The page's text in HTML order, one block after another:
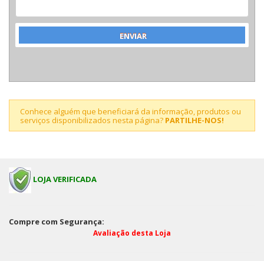
Conhece alguém que beneficiará da informação, produtos ou
serviços disponibilizados nesta página? PARTILHE-NOS!
LOJA VERIFICADA
Compre com Segurança:
Avaliação desta Loja